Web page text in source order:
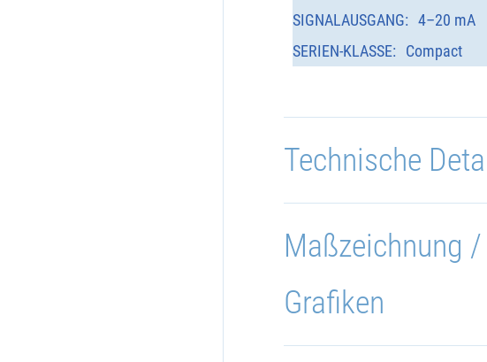
SIGNALAUSGANG: 4–20 mA
SERIEN-KLASSE:
Compact
Technische
Maßzeichnung
Grafiken